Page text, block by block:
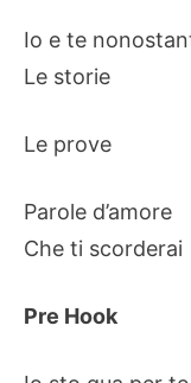
Io e te
Le storie
Le prove
Parole d’amore
Che ti scorderai
Pre Hook